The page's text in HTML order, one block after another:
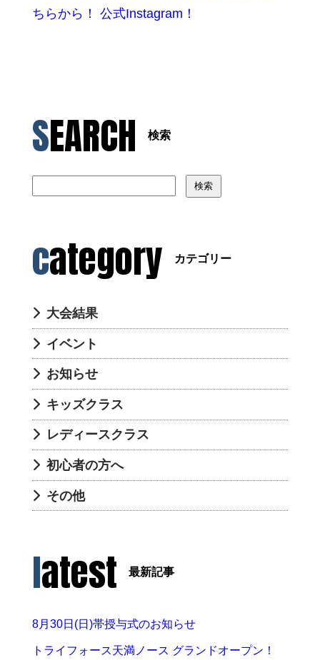
ちらから！ 公式Instagram！
SEARCH 検索
検索
category カテゴリー
大会結果
イベント
お知らせ
キッズクラス
レディースクラス
初心者の方へ
その他
latest 最新記事
8月30日(日)帯授与式のお知らせ
トライフォース天満ノース グランドオープン！